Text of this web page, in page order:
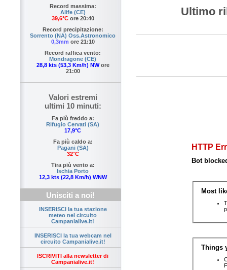
Record massima:
Alife (CE)
39,6°Core 20:40
Record precipitazione:
Sorrento (NA) Oss.Astronomico
0,3mm ore 21:10
Record raffica vento:
Mondragone (CE)
28,8 kts (53,3 Km/h) NWore
21:00
Valori estremi
ultimi 10 minuti:
Fa più freddo a:
Rifugio Cervati (SA)
17,9°C
Fa più caldo a:
Pagani (SA)
32°C
Tira più vento a:
Ischia Porto
12,3 kts (22,8 Km/h) WNW
Unisciti a noi!
INSERISCI la tua stazione
meteo nel circuito
Campanialive.it!
INSERISCI la tua webcam nel
circuito Campanialive.it!
ISCRIVITI alla newsletter di
Campanialive.it!
Ultimo